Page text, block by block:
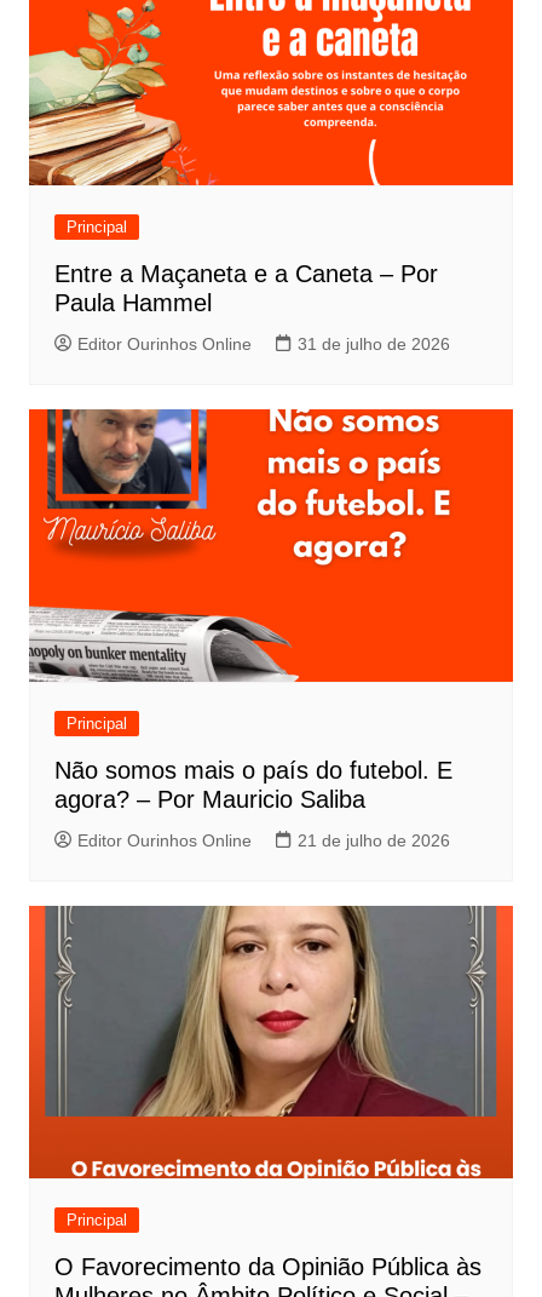
Principal
Entre a Maçaneta e a Caneta – Por
Paula Hammel
Editor Ourinhos Online 31 de julho de 2026
Principal
Não somos mais o país do futebol. E
agora? – Por Mauricio Saliba
Editor Ourinhos Online 21 de julho de 2026
Principal
O Favorecimento da Opinião Pública às